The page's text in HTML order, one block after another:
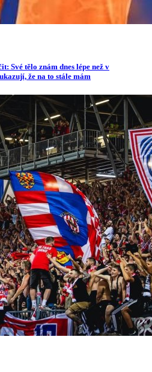
Své tělo znám dnes lépe než v
že na to stále mám